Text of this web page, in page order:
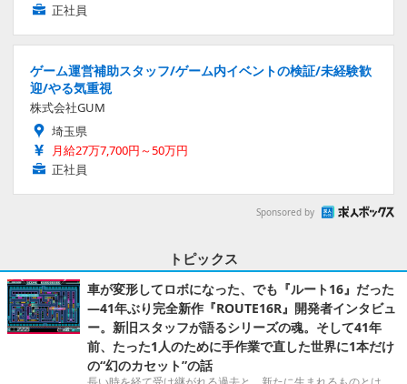
正社員
ゲーム運営補助スタッフ/ゲーム内イベントの検証/未経験歓
迎/やる気重視
株式会社GUM
埼玉県
月給27万7,700円～50万円
正社員
Sponsored by
トピックス
車が変形してロボになった、でも『ルート16』だった
―41年ぶり完全新作『ROUTE16R』開発者インタビュ
ー。新旧スタッフが語るシリーズの魂。そして41年
前、たった1人のために手作業で直した世界に1本だけ
の“幻のカセット”の話